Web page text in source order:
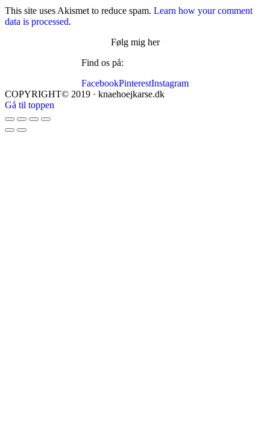
This site uses Akismet to reduce spam. Learn how your comment
data is processed.
Følg mig her
Find os på:
FacebookPinterestInstagram
COPYRIGHT© 2019 · knaehoejkarse.dk
Gå til toppen